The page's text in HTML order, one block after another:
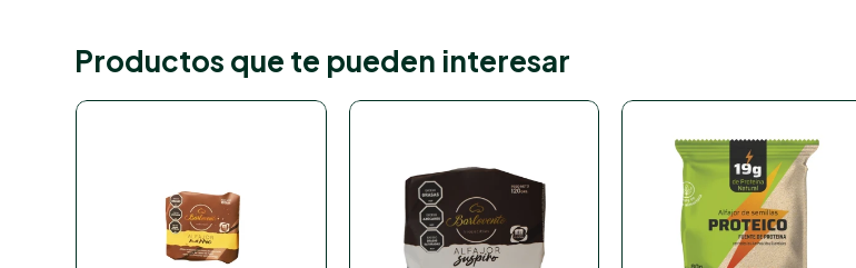
Productos que te pueden interesar